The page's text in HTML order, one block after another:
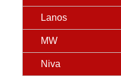
Lanos
MW
Niva